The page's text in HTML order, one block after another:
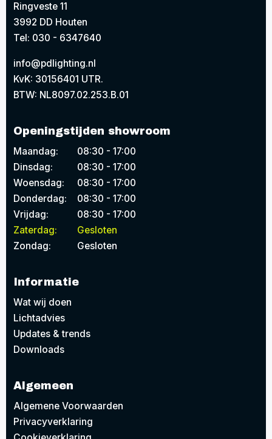
Ringveste 11
3992 DD Houten
Tel: 030 - 6347640
info@pdlighting.nl
KvK: 30156401 UTR.
BTW: NL8097.02.253.B.01
Openingstijden showroom
Maandag:
08:30 - 17:00
Dinsdag:
08:30 - 17:00
Woensdag:
08:30 - 17:00
Donderdag:
08:30 - 17:00
Vrijdag:
08:30 - 17:00
Zaterdag:
Gesloten
Zondag:
Gesloten
Informatie
Wat wij doen
Lichtadvies
Updates & trends
Downloads
Algemeen
Algemene Voorwaarden
Privacyverklaring